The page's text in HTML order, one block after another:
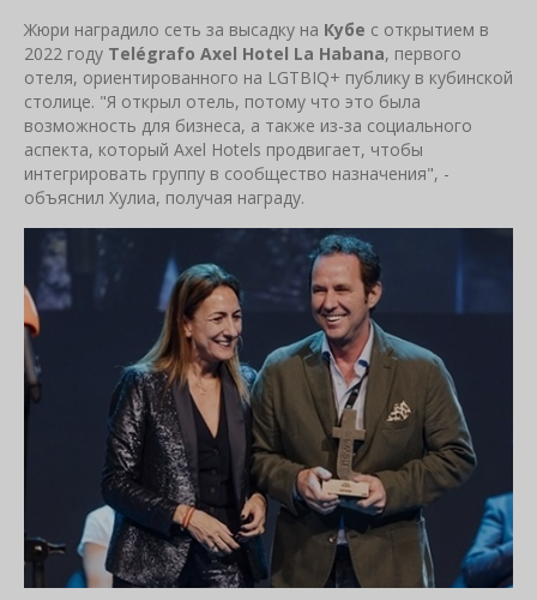
Жюри наградило сеть за высадку на Кубе с открытием в
2022 году Telégrafo Axel Hotel La Habana, первого
отеля, ориентированного на LGTBIQ+ публику в кубинской
столице. "Я открыл отель, потому что это была
возможность для бизнеса, а также из-за социального
аспекта, который Axel Hotels продвигает, чтобы
интегрировать группу в сообщество назначения", -
объяснил Хулиа, получая награду.